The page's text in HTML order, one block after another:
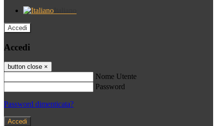
Accedi
Accedi
button close ×
Nome Utente
Password
Password dimenticata?